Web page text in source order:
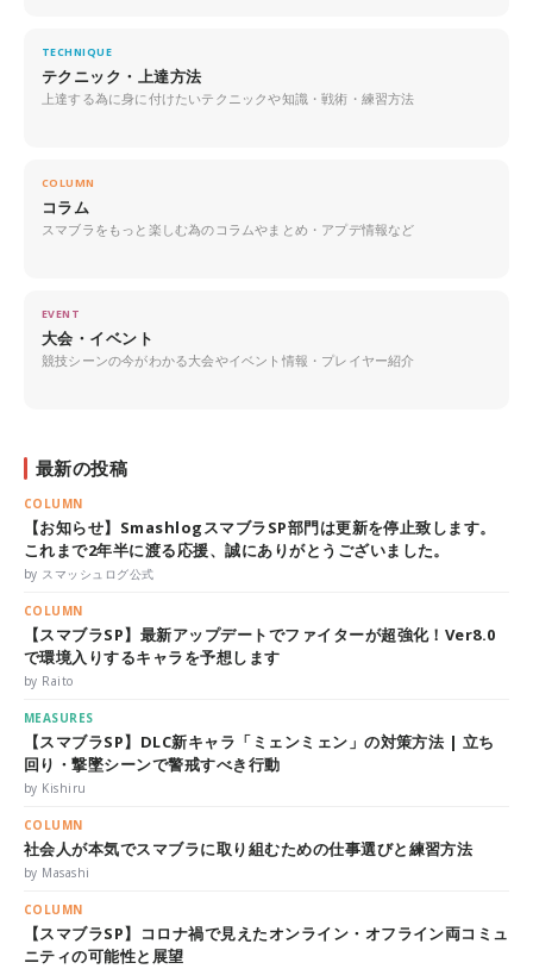
TECHNIQUE
テクニック・上達方法
上達する為に身に付けたいテクニックや知識・戦術・練習方法
COLUMN
コラム
スマブラをもっと楽しむ為のコラムやまとめ・アプデ情報など
EVENT
大会・イベント
競技シーンの今がわかる大会やイベント情報・プレイヤー紹介
最新の投稿
COLUMN
【お知らせ】SmashlogスマブラSP部門は更新を停止致します。
これまで2年半に渡る応援、誠にありがとうございました。
by スマッシュログ公式
COLUMN
【スマブラSP】最新アップデートでファイターが超強化！Ver8.0
で環境入りするキャラを予想します
by Raito
MEASURES
【スマブラSP】DLC新キャラ「ミェンミェン」の対策方法 | 立ち
回り・撃墜シーンで警戒すべき行動
by Kishiru
COLUMN
社会人が本気でスマブラに取り組むための仕事選びと練習方法
by Masashi
COLUMN
【スマブラSP】コロナ禍で見えたオンライン・オフライン両コミュ
ニティの可能性と展望